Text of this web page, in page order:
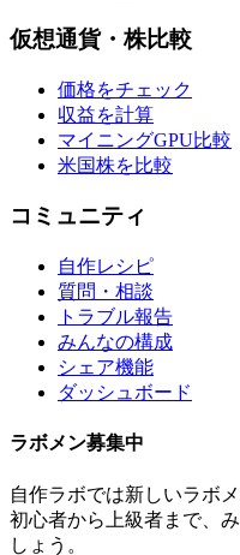
仮想通貨・株比較
価格をチェック
収益を計算
マイニングGPU比較
米国株を比較
コミュニティ
自作レシピ
質問・相談
トラブル報告
みんなの構成
シェア機能
ダッシュボード
ラボメン募集中
自作ラボでは新しいラボ
初心者から上級者まで、
しょう。